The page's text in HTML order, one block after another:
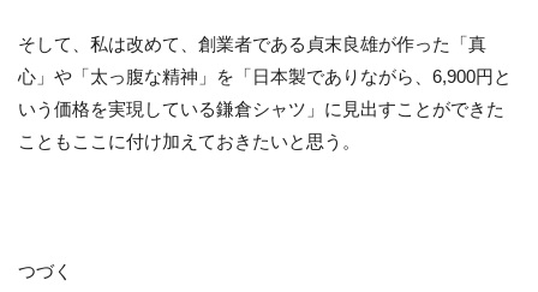
そして、私は改めて、創業者である貞末良雄が作った「真
心」や「太っ腹な精神」を「日本製でありながら、6,900円と
いう価格を実現している鎌倉シャツ」に見出すことができた
こともここに付け加えておきたいと思う。
つづく